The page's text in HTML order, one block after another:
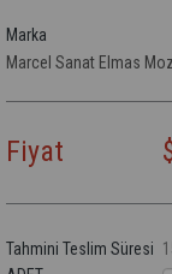
Marka
Marcel Sanat Elmas
Fiyat
Tahmini Teslim Süresi